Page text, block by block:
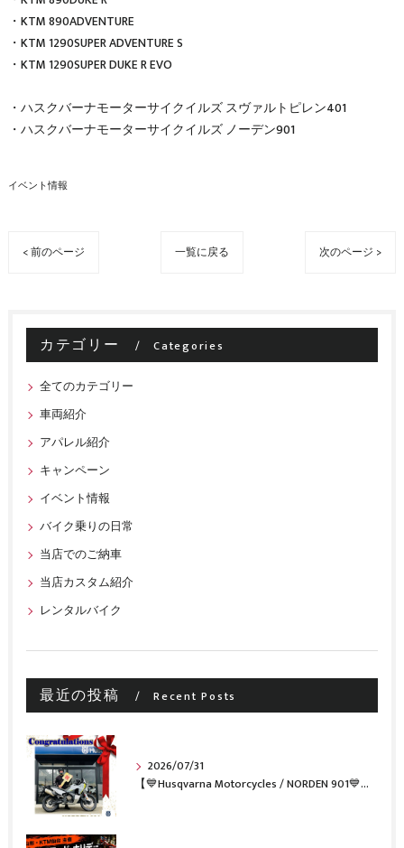
・KTM 890ADVENTURE
・KTM 1290SUPER ADVENTURE S
・KTM 1290SUPER DUKE R EVO
・ハスクバーナモーターサイクイルズ スヴァルトピレン401
・ハスクバーナモーターサイクイルズ ノーデン901
イベント情報
< 前のページ 一覧に戻る 次のページ >
カテゴリー Categories
全てのカテゴリー
車両紹介
アパレル紹介
キャンペーン
イベント情報
バイク乗りの日常
当店でのご納車
当店カスタム紹介
レンタルバイク
最近の投稿 Recent Posts
2026/07/31
【💙Husqvarna Motorcycles / NORDEN 901💙】 ご納車おめでとうございます🎉✨